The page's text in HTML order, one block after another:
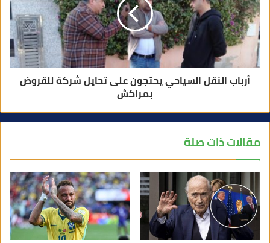
أرباب النقل السياحي يحتجون على تحايل شركة للقروض
بمراكش
مقالات ذات صلة